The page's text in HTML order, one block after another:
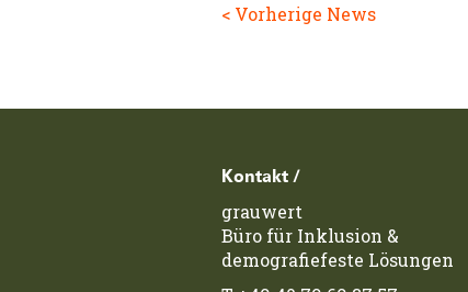
< Vorherige News
Footerzeile
Kontakt /
grauwert
Büro für Inklusion &
demografiefeste Lösungen